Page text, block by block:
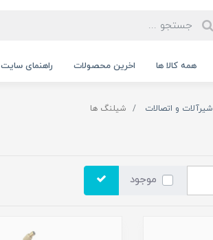
همه کالا ها اخرین محصولات راهنمای سایت
شیرآلات و اتصالات شیلنگ ها
موجود